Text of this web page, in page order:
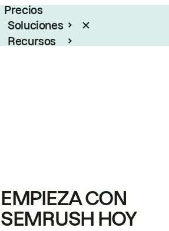
Precios
Soluciones
Recursos
EMPIEZA CON
SEMRUSH HOY